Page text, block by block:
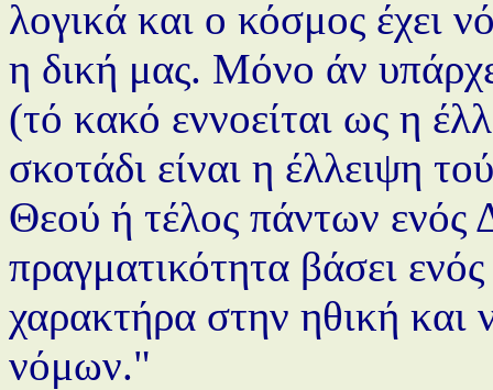
λογικά και ο κόσμος έχει
η δική μας. Μόνο άν
(τό κακό εννοείται ως η
σκοτάδι είναι η έλλειψη
Θεού ή τέλος πάντων ενός
πραγματικότητα βάσει
χαρακτήρα στην ηθική
νόμων."